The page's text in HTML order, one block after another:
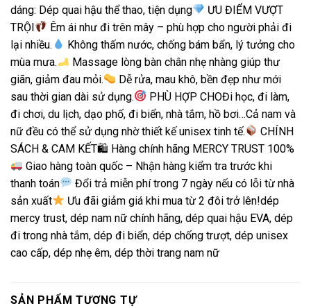
dáng: Dép quai hậu thể thao, tiện dụng
ƯU ĐIỂM VƯỢT
TRỘI
Êm ái như đi trên mây – phù hợp cho người phải đi
lại nhiều.
Không thấm nước, chống bám bẩn, lý tưởng cho
mùa mưa.
Massage lòng bàn chân nhẹ nhàng giúp thư
giãn, giảm đau mỏi.
Dễ rửa, mau khô, bền đẹp như mới
sau thời gian dài sử dụng.
PHÙ HỢP CHOĐi học, đi làm,
đi chơi, du lịch, dạo phố, đi biển, nhà tắm, hồ bơi…Cả nam và
nữ đều có thể sử dụng nhờ thiết kế unisex tinh tế.
CHÍNH
SÁCH & CAM KẾT🛍 Hàng chính hãng MERCY TRUST 100%
Giao hàng toàn quốc – Nhận hàng kiểm tra trước khi
thanh toán
Đổi trả miễn phí trong 7 ngày nếu có lỗi từ nhà
sản xuất
Ưu đãi giảm giá khi mua từ 2 đôi trở lên!dép
mercy trust, dép nam nữ chính hãng, dép quai hậu EVA, dép
đi trong nhà tắm, dép đi biển, dép chống trượt, dép unisex
cao cấp, dép nhẹ êm, dép thời trang nam nữ
SẢN PHẨM TƯƠNG TỰ